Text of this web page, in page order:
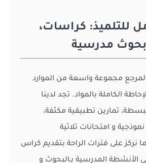
للتلميذ: كراسات،
مدرسية
المرجع مجموعة واسعة من الموارد
الكاملة بالمواد. تجد لدينا
تمارين تطبيقية مكثفة،
و امتحانات تلاثية
نركز على فترات الراحة بتقديم كراس
الأنشطة المدرسية بـالبحوث و